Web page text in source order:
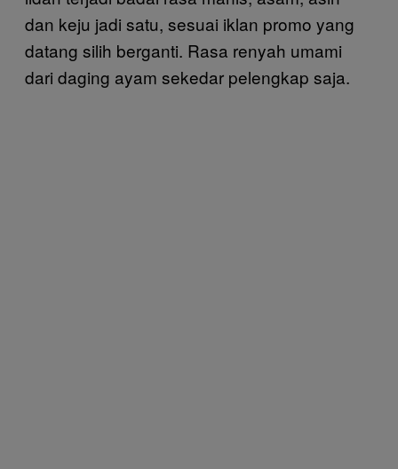
dan keju jadi satu, sesuai iklan promo yang
datang silih berganti. Rasa renyah umami
dari daging ayam sekedar pelengkap saja.